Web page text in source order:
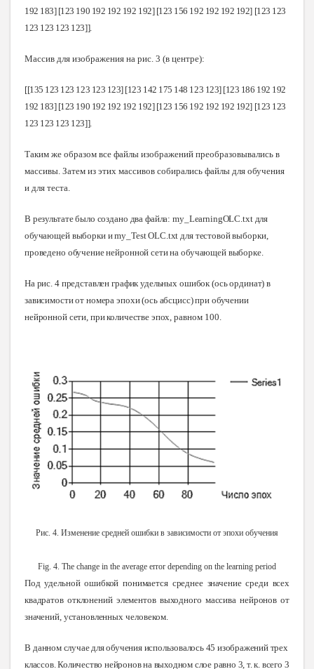
192 183] [123 190 192 192 192 192] [123 156 192 192 192 192] [123 123
123 123 123 123]].
Массив для изображения на рис. 3 (в центре):
[[135 123 123 123 123 123] [123 142 175 148 123 123] [123 186 192 192
192 183] [123 190 192 192 192 192] [123 156 192 192 192 192] [123 123
123 123 123 123]].
Таким же образом все файлы изображений преобразовывались в
массивы. Затем из этих массивов собирались файлы для обучения
и для теста.
В результате было создано два файла: my_LearningOLC.txt для
обучающей выборки и my_Test OLC.txt для тестовой выборки,
проведено обучение нейронной сети на обучающей выборке.
На рис. 4 представлен график удельных ошибок (ось ординат) в
зависимости от номера эпохи (ось абсцисс) при обучении
нейронной сети, при количестве эпох, равном 100
Рис. 4. Изменение средней ошибки в зависимости от эпохи обучения
Fig. 4. The change in the average error depending on the learning period
Под удельной ошибкой понимается среднее значение среди всех
квадратов отклонений элементов выходного массива нейронов от
значений, установленныхчеловеком.
В данном случае для обучения использовалось 45 изображений трех
классов. Количество нейронов на выходном слое равно 3, т. к. всего 3